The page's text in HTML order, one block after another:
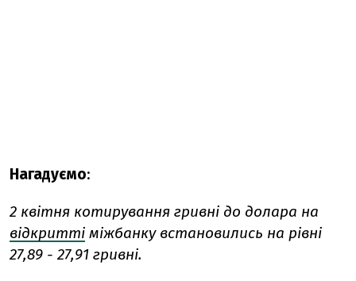
Нагадуємо:
2 квітня котирування гривні до долара на
відкритті міжбанку встановились на рівні
27,89 - 27,91 гривні.